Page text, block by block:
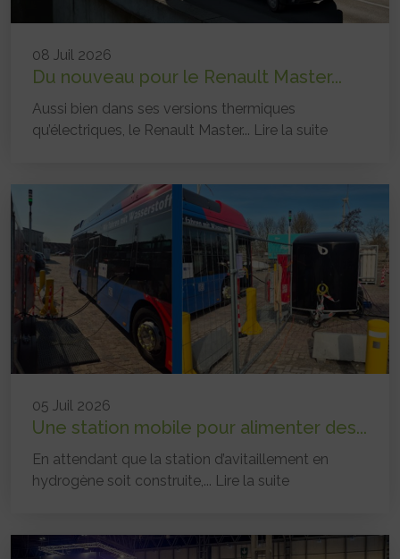
08 Juil 2026
Du nouveau pour le Renault Master...
Aussi bien dans ses versions thermiques
qu’électriques, le Renault Master... Lire la suite
05 Juil 2026
Une station mobile pour alimenter des...
En attendant que la station d’avitaillement en
hydrogène soit construite,... Lire la suite